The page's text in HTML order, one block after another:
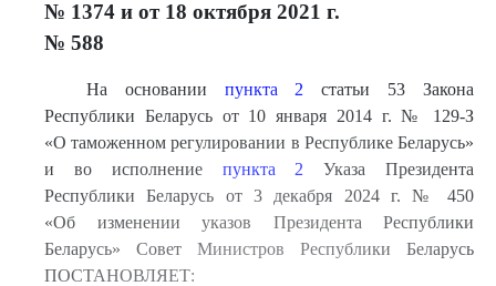
№ 1374 и от 18 октября 2021 г.
№ 588
На основании пункта 2 статьи 53 Закона
Республики Беларусь от 10 января 2014 г. № 129-З
«О таможенном регулировании в Республике Беларусь»
и во исполнение пункта 2 Указа Президента
Республики Беларусь от 3 декабря 2024 г. № 450
«Об изменении указов Президента Республики
Беларусь» Совет Министров Республики Беларусь
ПОСТАНОВЛЯЕТ: